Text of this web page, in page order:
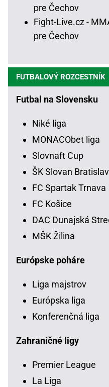
pre Čechov
Fight-Live.cz -
pre Čechov
FUTBALOVÝ ROZCESTNÍK
Futbal na Slovensku
Niké liga
MONACObet liga
Slovnaft Cup
ŠK Slovan
FC Spartak Trnava
FC Košice
DAC Dunajská
MŠK Žilina
Európske poháre
Liga majstrov
Európska liga
Konferenčná liga
Zahraničné ligy
Premier League
La Liga